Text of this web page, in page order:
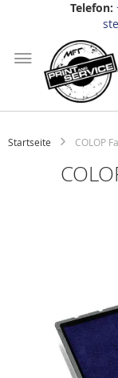
Telefon:
Startseite COLOP